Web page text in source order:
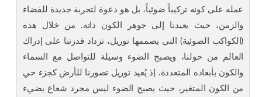
عمله على كونه تركيباً ضوئياً، بل هو دعوة لتجربة جديدة للفضاء
والزمن، حيث يعيدنا إلى جوهر الكون ذاته. من خلال هذه
(الكواكب الضوئية) التي يصممها توريل، تزداد قدرتنا على إدراك
العالم من حولنا، ويصبح الضوء وسيلة للتواصل مع السماء
والكون بأبعاده المتعددة. إذ يُعيد توريل تصورنا للأرض كجزء حي
من الكون المتغير، حيث يصبح الضوء ليس مجرد شعاع يضيء